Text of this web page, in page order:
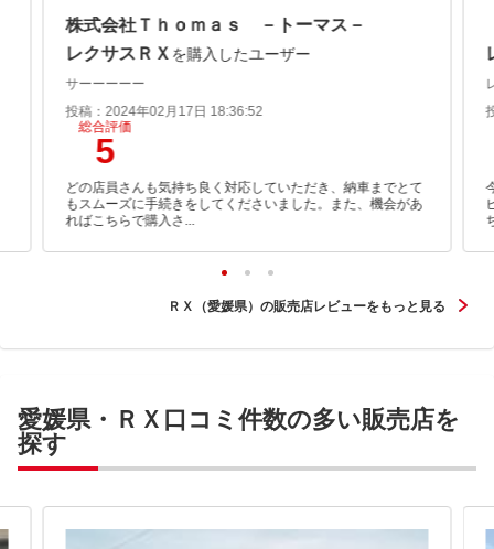
株式会社Ｔｈｏｍａｓ －トーマス－
レクサスＲＸ を購入したユーザー
サーーーーー
投稿：2024年02月17日 18:36:52
総合評価
5
どの店員さんも気持ち良く対応していただき、納車までとて
もスムーズに手続きをしてくださいました。また、機会があ
ればこちらで購入さ...
ＲＸ（愛媛県）の販売店レビューをもっと見る
愛媛県・ＲＸ口コミ件数の多い販売店を
探す